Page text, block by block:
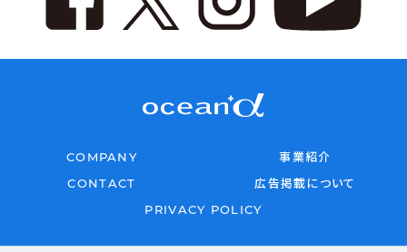
COMPANY
事業紹介
CONTACT
広告掲載について
PRIVACY POLICY